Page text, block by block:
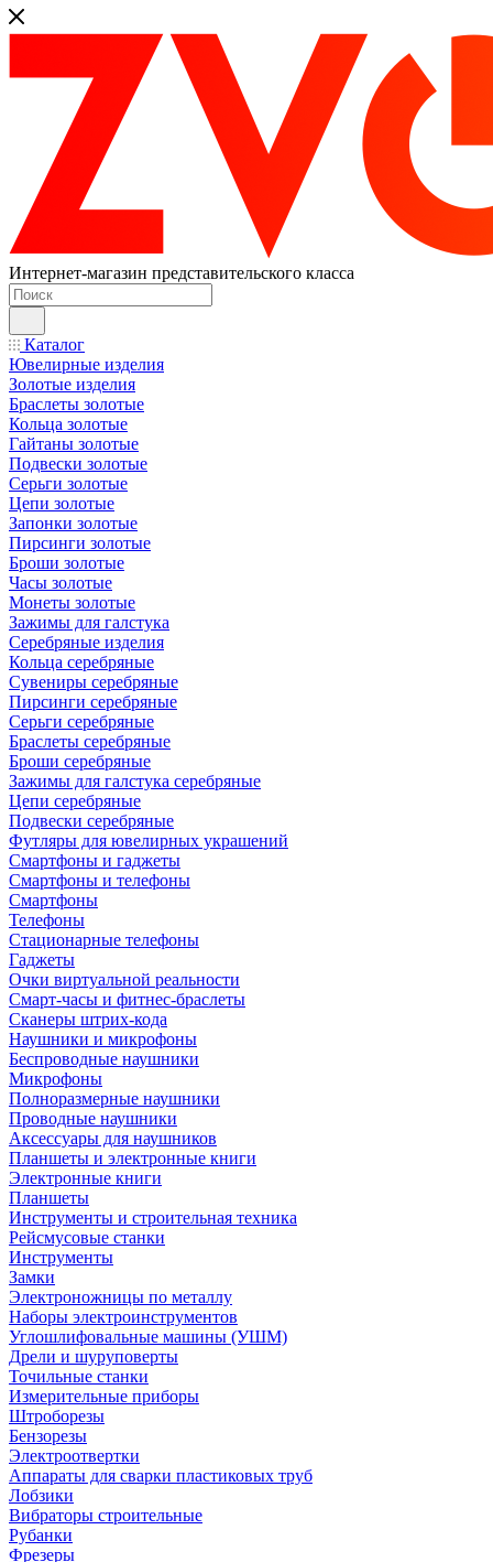
Интернет-магазин представительского класса
Каталог
Ювелирные изделия
Золотые изделия
Браслеты золотые
Кольца золотые
Гайтаны золотые
Подвески золотые
Серьги золотые
Цепи золотые
Запонки золотые
Пирсинги золотые
Броши золотые
Часы золотые
Монеты золотые
Зажимы для галстука
Серебряные изделия
Кольца серебряные
Сувениры серебряные
Пирсинги серебряные
Серьги серебряные
Браслеты серебряные
Броши серебряные
Зажимы для галстука серебряные
Цепи серебряные
Подвески серебряные
Футляры для ювелирных украшений
Смартфоны и гаджеты
Смартфоны и телефоны
Смартфоны
Телефоны
Стационарные телефоны
Гаджеты
Очки виртуальной реальности
Смарт-часы и фитнес-браслеты
Сканеры штрих-кода
Наушники и микрофоны
Беспроводные наушники
Микрофоны
Полноразмерные наушники
Проводные наушники
Аксессуары для наушников
Планшеты и электронные книги
Электронные книги
Планшеты
Инструменты и строительная техника
Рейсмусовые станки
Инструменты
Замки
Электроножницы по металлу
Наборы электроинструментов
Углошлифовальные машины (УШМ)
Дрели и шуруповерты
Точильные станки
Измерительные приборы
Штроборезы
Бензорезы
Электроотвертки
Аппараты для сварки пластиковых труб
Лобзики
Вибраторы строительные
Рубанки
Фрезеры